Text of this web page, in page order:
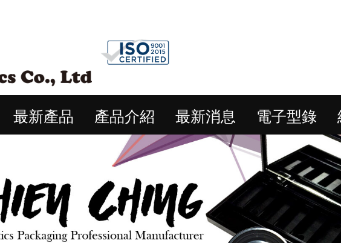
最新產品 產品介紹 最新消息 電子型錄